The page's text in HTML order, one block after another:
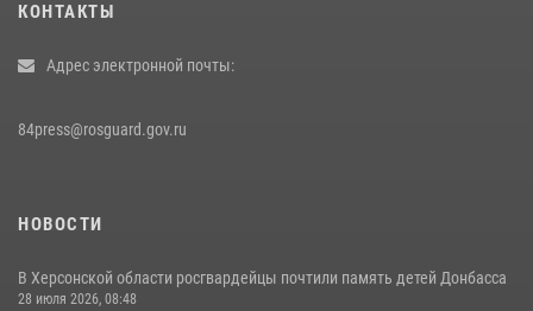
КОНТАКТЫ
Адрес электронной почты:
84press@rosguard.gov.ru
НОВОСТИ
В Херсонской области росгвардейцы почтили память детей Донбасса
28 июля 2026, 08:48